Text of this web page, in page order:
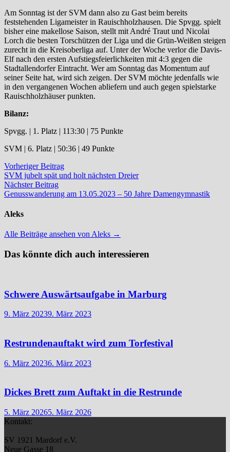
Am Sonntag ist der SVM dann also zu Gast beim bereits
feststehenden Ligameister in Rauischholzhausen. Die Spvgg. spielt
bisher eine makellose Saison, stellt mit André Traut und Nicolai
Lorch die besten Torschützen der Liga und die Grün-Weißen steigen
zurecht in die Kreisoberliga auf. Unter der Woche verlor die Davis-
Elf nach den ersten Aufstiegsfeierlichkeiten mit 4:3 gegen die
Stadtallendorfer Eintracht. Wer am Sonntag das Momentum auf
seiner Seite hat, wird sich zeigen. Der SVM möchte jedenfalls wie
in den vergangenen Wochen abliefern und auch gegen spielstarke
Rauischholzhäuser punkten.
Bilanz:
Spvgg. | 1. Platz | 113:30 | 75 Punkte
SVM | 6. Platz | 50:36 | 49 Punkte
Beitragsnavigation
Vorheriger BeitragVorheriger
Beitrag:
SVM jubelt spät und holt nächsten Dreier
Nächster BeitragNächster
Beitrag:
Genusswanderung am 13.05.2023 – 50 Jahre Damengymnastik
Aleks
Alle Beiträge ansehen von Aleks →
Das könnte dich auch interessieren
Schwere Auswärtsaufgabe in Marburg
9. März 20239. März 2023
Restrundenauftakt wird zum Torfestival
6. März 20236. März 2023
Dickes Brett zum Auftakt in die Restrunde
5. März 20265. März 2026
Kontakt:
SV 1921 Mardorf e.V.
Neue Gasse 18